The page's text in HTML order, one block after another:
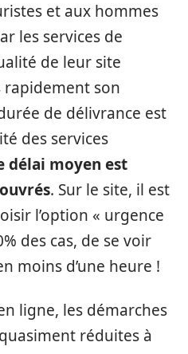
et aux hommes
les services de
de leur site
rapidement son
de délivrance est
des services
délai moyen est
. Sur le site, il est
l’option « urgence
des cas, de se voir
moins d’une heure !
ligne, les démarches
réduites à